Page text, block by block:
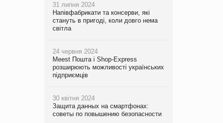
31 липня 2024
Напівфабрикати та консерви, які
стануть в пригоді, коли довго нема
світла
24 червня 2024
Meest Пошта і Shop-Express
розширюють можливості українських
підприємців
30 квітня 2024
Защита данных на смартфонах:
советы по повышению безопасности